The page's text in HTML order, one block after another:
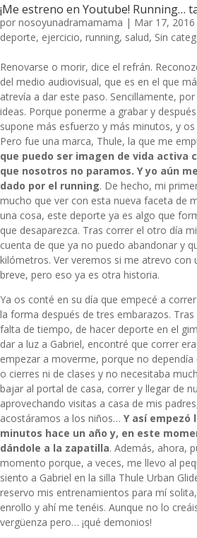
¡Me estreno en Youtube! Running…
por nosoyunadramamama | Mar 17, 2016
deporte, ejercicio, running, salud, Sin
Renovarse o morir, dice el refrán.
del medio audiovisual, que es en el que
atrevía a dar este paso. Sencillamente,
ideas. Porque ponerme a grabar y
supone más esfuerzo y más minutos, y
Pero fue una marca, Thule, la que me
que puedo ser imagen de vida activa
que nosotros no paramos. Y yo aún
dado por el running. De hecho, mi
mucho que ver con esta nueva faceta de
una cosa, este deporte ya es algo que
que desaparezca. Tras correr el otro día
cuenta de que ya no puedo abandonar y
kilómetros. Ver veremos si me atrevo con
breve, pero eso ya es otra historia.
Ya os conté en su día que empecé a
la forma después de tres embarazos.
falta de tiempo, de hacer deporte en el
dar a luz a Gabriel, encontré que correr
empezar a moverme, porque no
o cierres ni de clases y no necesitaba
bajar al portal de casa, correr y llegar de
aprovechando visitas a casa de mis
acostáramos a los niños… Y así empezó
minutos hace un año y, en este
dándole a la zapatilla. Además, ahora,
momento porque, a veces, me llevo al
siento a Gabriel en la silla Thule Urban
reservo mis entrenamientos para mí
enrollo y ahí me tenéis. Aunque no lo
vergüenza pero… ¡qué demonios!